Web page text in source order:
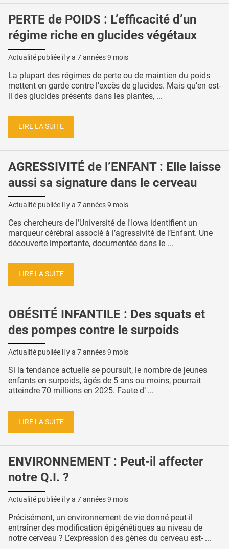
PERTE de POIDS : L’efficacité d’un
régime riche en glucides végétaux
Actualité publiée il y a 7 années 9 mois
La plupart des régimes de perte ou de maintien du poids
mettent en garde contre l’excès de glucides. Mais qu’en est-
il des glucides présents dans les plantes, ...
LIRE LA SUITE
AGRESSIVITÉ de l’ENFANT : Elle laisse
aussi sa signature dans le cerveau
Actualité publiée il y a 7 années 9 mois
Ces chercheurs de l’Université de l'Iowa identifient un
marqueur cérébral associé à l’agressivité de l’Enfant. Une
découverte importante, documentée dans le ...
LIRE LA SUITE
OBÉSITÉ INFANTILE : Des squats et
des pompes contre le surpoids
Actualité publiée il y a 7 années 9 mois
Si la tendance actuelle se poursuit, le nombre de jeunes
enfants en surpoids, âgés de 5 ans ou moins, pourrait
atteindre 70 millions en 2025. Faute d’ ...
LIRE LA SUITE
ENVIRONNEMENT : Peut-il affecter
notre Q.I. ?
Actualité publiée il y a 7 années 9 mois
Précisément, un environnement de vie donné peut-il
entraîner des modification épigénétiques au niveau de
notre cerveau ? L’expression des gènes du cerveau est- ...